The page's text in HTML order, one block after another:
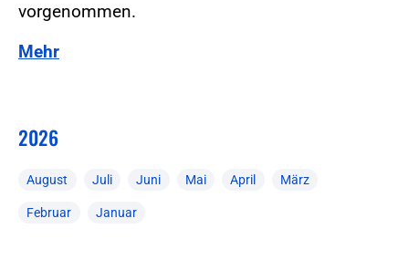
vorgenommen.
Mehr
2026
August Juli Juni Mai April März
Februar Januar